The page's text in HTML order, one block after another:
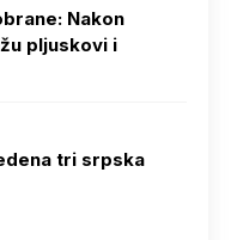
Nakon
pljuskovi i
tri srpska